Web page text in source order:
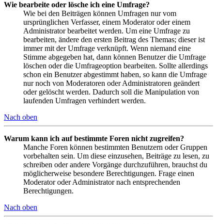
Wie bearbeite oder lösche ich eine Umfrage?
Wie bei den Beiträgen können Umfragen nur vom
ursprünglichen Verfasser, einem Moderator oder einem
Administrator bearbeitet werden. Um eine Umfrage zu
bearbeiten, ändere den ersten Beitrag des Themas; dieser ist
immer mit der Umfrage verknüpft. Wenn niemand eine
Stimme abgegeben hat, dann können Benutzer die Umfrage
löschen oder die Umfrageoption bearbeiten. Sollte allerdings
schon ein Benutzer abgestimmt haben, so kann die Umfrage
nur noch von Moderatoren oder Administratoren geändert
oder gelöscht werden. Dadurch soll die Manipulation von
laufenden Umfragen verhindert werden.
Nach oben
Warum kann ich auf bestimmte Foren nicht zugreifen?
Manche Foren können bestimmten Benutzern oder Gruppen
vorbehalten sein. Um diese einzusehen, Beiträge zu lesen, zu
schreiben oder andere Vorgänge durchzuführen, brauchst du
möglicherweise besondere Berechtigungen. Frage einen
Moderator oder Administrator nach entsprechenden
Berechtigungen.
Nach oben